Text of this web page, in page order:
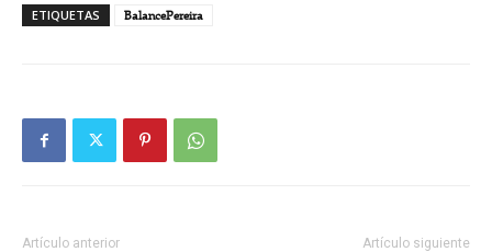
ETIQUETAS BalancePereira
Artículo anterior Artículo siguiente